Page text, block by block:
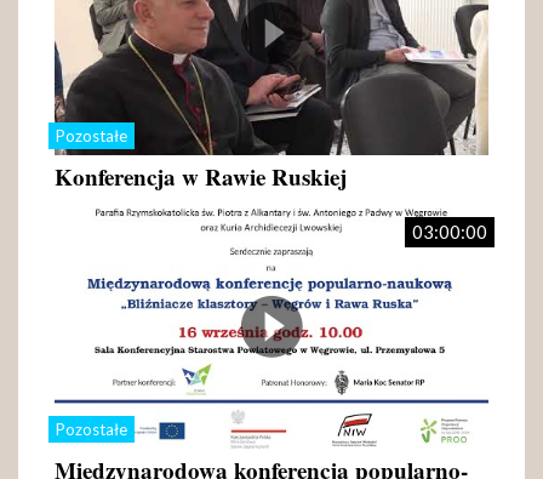
Pozostałe
Konferencja w Rawie Ruskiej
Pozostałe
03:00:00
Międzynarodowa konferencja popularno-